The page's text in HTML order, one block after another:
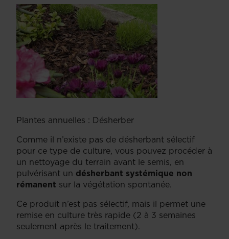
Plantes annuelles : Désherber
Comme il n’existe pas de désherbant sélectif
pour ce type de culture, vous pouvez procéder à
un nettoyage du terrain avant le semis, en
pulvérisant un désherbant systémique non
rémanent sur la végétation spontanée.
Ce produit n’est pas sélectif, mais il permet une
remise en culture très rapide (2 à 3 semaines
seulement après le traitement).